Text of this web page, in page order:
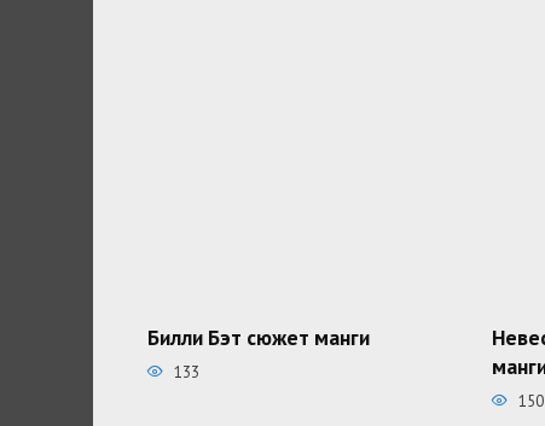
Билли Бэт сюжет манги
133
150